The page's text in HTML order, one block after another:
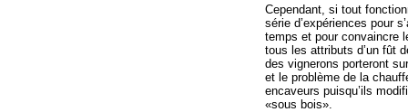
Cependant, si tout
série d’expériences pour
temps et pour convaincre
tous les attributs d’un fût
des vignerons porteront
et le problème de la
encaveurs puisqu’ils
«sous bois».